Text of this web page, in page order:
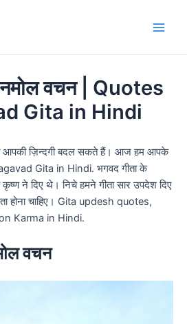
वचन | Quotes
Gita in Hindi
आपकी ज़िन्दगी बदल सकते हैं। आज हम आपके
Gita in Hindi. भगवद गीता के
कृष्ण ने दिए थे। निचे हमने गीता सार उपदेश दिए
होना चाहिए। Gita updesh quotes,
Karma in Hindi.
वचन